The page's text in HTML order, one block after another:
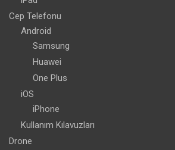
Cep Telefonu
Android
Samsung
Huawei
One Plus
iOS
iPhone
Kullanım Kılavuzları
Drone